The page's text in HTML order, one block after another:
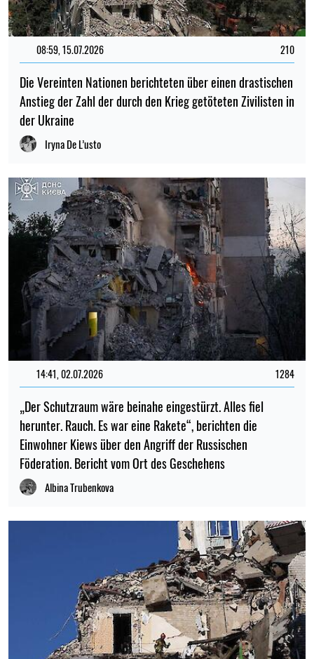
08:59, 15.07.2026 210
Die Vereinten Nationen berichteten über einen drastischen
Anstieg der Zahl der durch den Krieg getöteten Zivilisten in
der Ukraine
Iryna De L’usto
14:41, 02.07.2026 1284
„Der Schutzraum wäre beinahe eingestürzt. Alles fiel
herunter. Rauch. Es war eine Rakete“, berichten die
Einwohner Kiews über den Angriff der Russischen
Föderation. Bericht vom Ort des Geschehens
Albina Trubenkova